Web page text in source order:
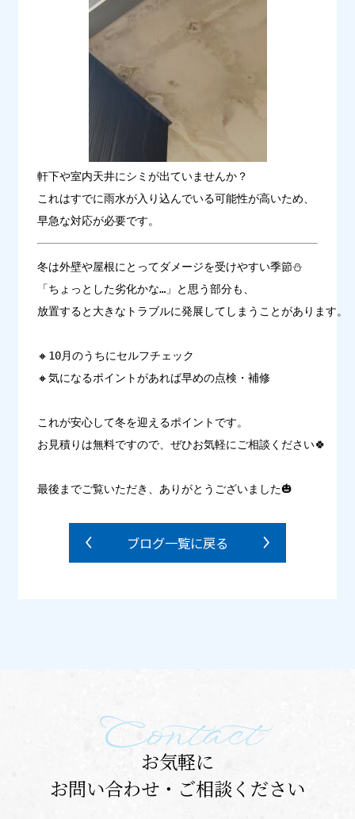
軒下や室内天井にシミが出ていませんか？
これはすでに雨水が入り込んでいる可能性が高いため、
早急な対応が必要です。
冬は外壁や屋根にとってダメージを受けやすい季節⛄
「ちょっとした劣化かな…」と思う部分も、
放置すると大きなトラブルに発展してしまうことがあります。
🔸10月のうちにセルフチェック
🔸気になるポイントがあれば早めの点検・補修
これが安心して冬を迎えるポイントです。
お見積りは無料ですので、ぜひお気軽にご相談ください🍀
最後までご覧いただき、ありがとうございました🎃
ブログ一覧に戻る
Contact
お気軽に
お問い合わせ・ご相談ください